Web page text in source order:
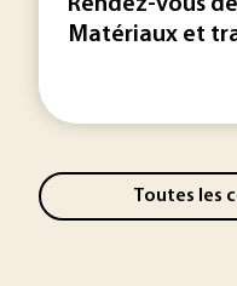
Rendez-vous
Matériaux et
Toutes les